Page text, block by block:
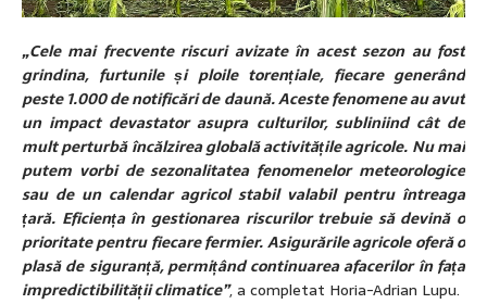
„Cele mai frecvente riscuri avizate în acest sezon au fost
grindina, furtunile și ploile torențiale, fiecare generând
peste 1.000 de notificări de daună. Aceste fenomene au avut
un impact devastator asupra culturilor, subliniind cât de
mult perturbă încălzirea globală activitățile agricole. Nu mai
putem vorbi de sezonalitatea fenomenelor meteorologice
sau de un calendar agricol stabil valabil pentru întreaga
țară. Eficiența în gestionarea riscurilor trebuie să devină o
prioritate pentru fiecare fermier. Asigurările agricole oferă o
plasă de siguranță, permițând continuarea afacerilor în fața
impredictibilității climatice”, a completat Horia-Adrian Lupu.